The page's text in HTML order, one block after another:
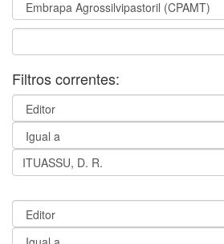
Filtros correntes: